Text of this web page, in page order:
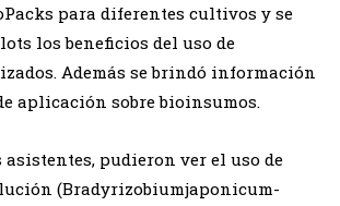
para diferentes cultivos y se
los beneficios del uso de
Además se brindó información
aplicación sobre bioinsumos.
pudieron ver el uso de
(Bradyrizobiumjaponicum-